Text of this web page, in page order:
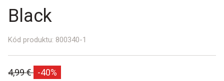
Black
Kód produktu: 800340-1
Bežná
4,99 € -40%